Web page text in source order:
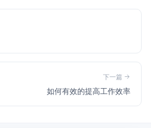
下一篇
如何有效的提高工作效率